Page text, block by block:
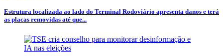
Estrutura localizada ao lado do Terminal Rodoviário apresenta danos e terá
as placas removidas até que...